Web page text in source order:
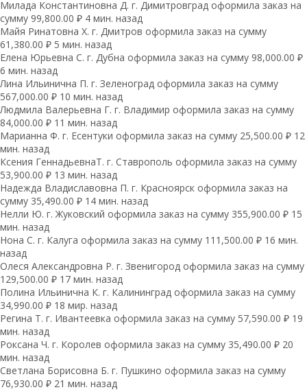
Милада Константиновна Д. г. Димитровград оформила заказ на
сумму 99,800.00 ₽ 4 мин. назад
Майя Ринатовна Х. г. Дмитров оформила заказ на сумму
61,380.00 ₽ 5 мин. назад
Елена Юрьевна С. г. Дубна оформила заказ на сумму 98,000.00 ₽
6 мин. назад
Лина Ильинична П. г. Зеленоград оформила заказ на сумму
567,000.00 ₽ 10 мин. назад
Людмила Валерьевна Г. г. Владимир оформила заказ на сумму
84,000.00 ₽ 11 мин. назад
Марианна Ф. г. Есентуки оформила заказ на сумму 25,500.00 ₽ 12
мин. назад
Ксения ГеннадьевнаТ. г. Ставрополь оформила заказ на сумму
53,900.00 ₽ 13 мин. назад
Надежда Владиславовна П. г. Красноярск оформила заказ на
сумму 35,490.00 ₽ 14 мин. назад
Нелли Ю. г. Жуковский оформила заказ на сумму 355,900.00 ₽ 15
мин. назад
Нона С. г. Калуга оформила заказ на сумму 111,500.00 ₽ 16 мин.
назад
Олеся Александровна Р. г. Звенигород оформила заказ на сумму
129,500.00 ₽ 17 мин. назад
Полина Ильинична К. г. Калининград оформила заказ на сумму
34,990.00 ₽ 18 мир. назад
Регина Т. г. Ивантеевка оформила заказ на сумму 57,590.00 ₽ 19
мин. назад
Роксана Ч. г. Королев оформила заказ на сумму 35,490.00 ₽ 20
мин. назад
Светлана Борисовна Б. г. Пушкино оформила заказ на сумму
76,930.00 ₽ 21 мин. назад